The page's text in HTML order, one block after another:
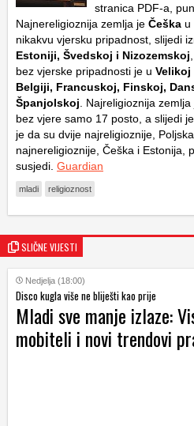
stranica PDF-a,
Najnereligioznija zemlja je Češka u
nikakvu vjersku pripadnost, slijedi
Estoniji, Švedskoj i Nizozemskoj
bez vjerske pripadnosti je u Velikoj
Belgiji, Francuskoj, Finskoj,
Španjolskoj . Najreligioznija
bez vjere samo 17 posto, a slijedi
je da su dvije najreligioznije,
najnereligioznije, Češka i Estonija,
susjedi. Guardian
mladi religioznost
SLIČNE VIJESTI
Nedjelja (18:00)
Disco kugla više ne bliješti kao prije
Mladi sve manje izlaze:
mobiteli i novi trendovi